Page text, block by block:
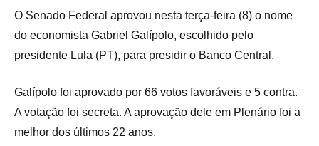
O Senado Federal aprovou nesta terça-feira (8) o nome
do economista Gabriel Galípolo, escolhido pelo
presidente Lula (PT), para presidir o Banco Central.
Galípolo foi aprovado por 66 votos favoráveis e 5 contra.
A votação foi secreta. A aprovação dele em Plenário foi a
melhor dos últimos 22 anos.